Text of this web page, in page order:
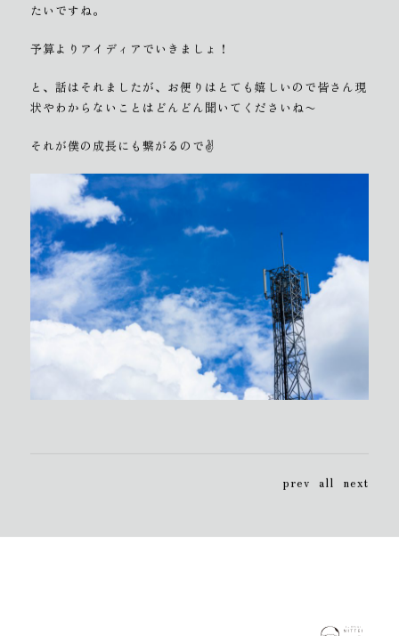
たいですね。
予算よりアイディアでいきましょ！
と、話はそれましたが、お便りはとても嬉しいので皆さん現
状やわからないことはどんどん聞いてくださいね〜
それが僕の成長にも繋がるので✌️
prev all next